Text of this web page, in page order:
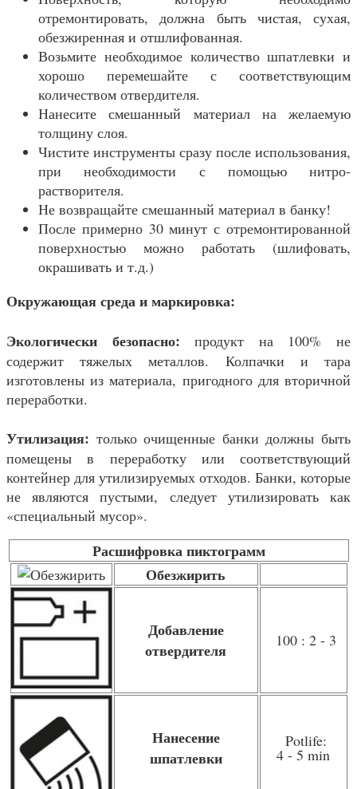
отремонтировать, должна быть чистая, сухая,
обезжиренная и отшлифованная.
Возьмите необходимое количество шпатлевки и
хорошо перемешайте с соответствующим
количеством отвердителя.
Нанесите смешанный материал на желаемую
толщину слоя.
Чистите инструменты сразу после использования,
при необходимости с помощью нитро-
растворителя.
Не возвращайте смешанный материал в банку!
После примерно 30 минут с отремонтированной
поверхностью можно работать (шлифовать,
окрашивать и т.д.)
Окружающая среда и маркировка:
Экологически безопасно:продукт на 100% не
содержит тяжелых металлов. Колпачки и тара
изготовлены из материала, пригодного для вторичной
переработки.
Утилизация: только очищенные банки должны быть
помещены в переработку или соответствующий
контейнер для утилизируемых отходов. Банки, которые
не являются пустыми, следует утилизировать как
«специальный мусор».
Расшифровка пиктограмм
Обезжирить
Добавление
отвердителя
100 : 2 - 3
Нанесение
шпатлевки
Potlife:
4 - 5 min